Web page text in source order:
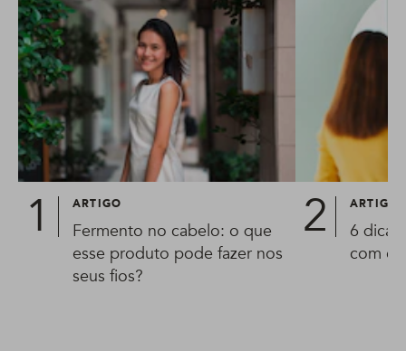
ARTIGO
Fermento no cabelo: o que
esse produto pode fazer nos
seus fios?
ARTIGO
6
com